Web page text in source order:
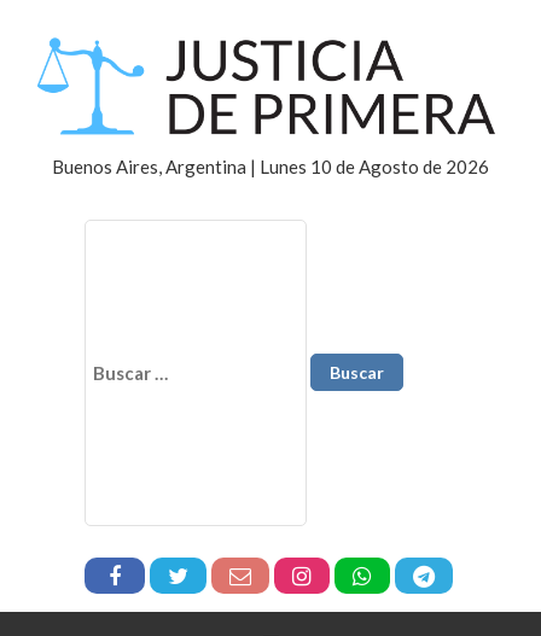
Buenos Aires, Argentina | Lunes 10 de Agosto de 2026